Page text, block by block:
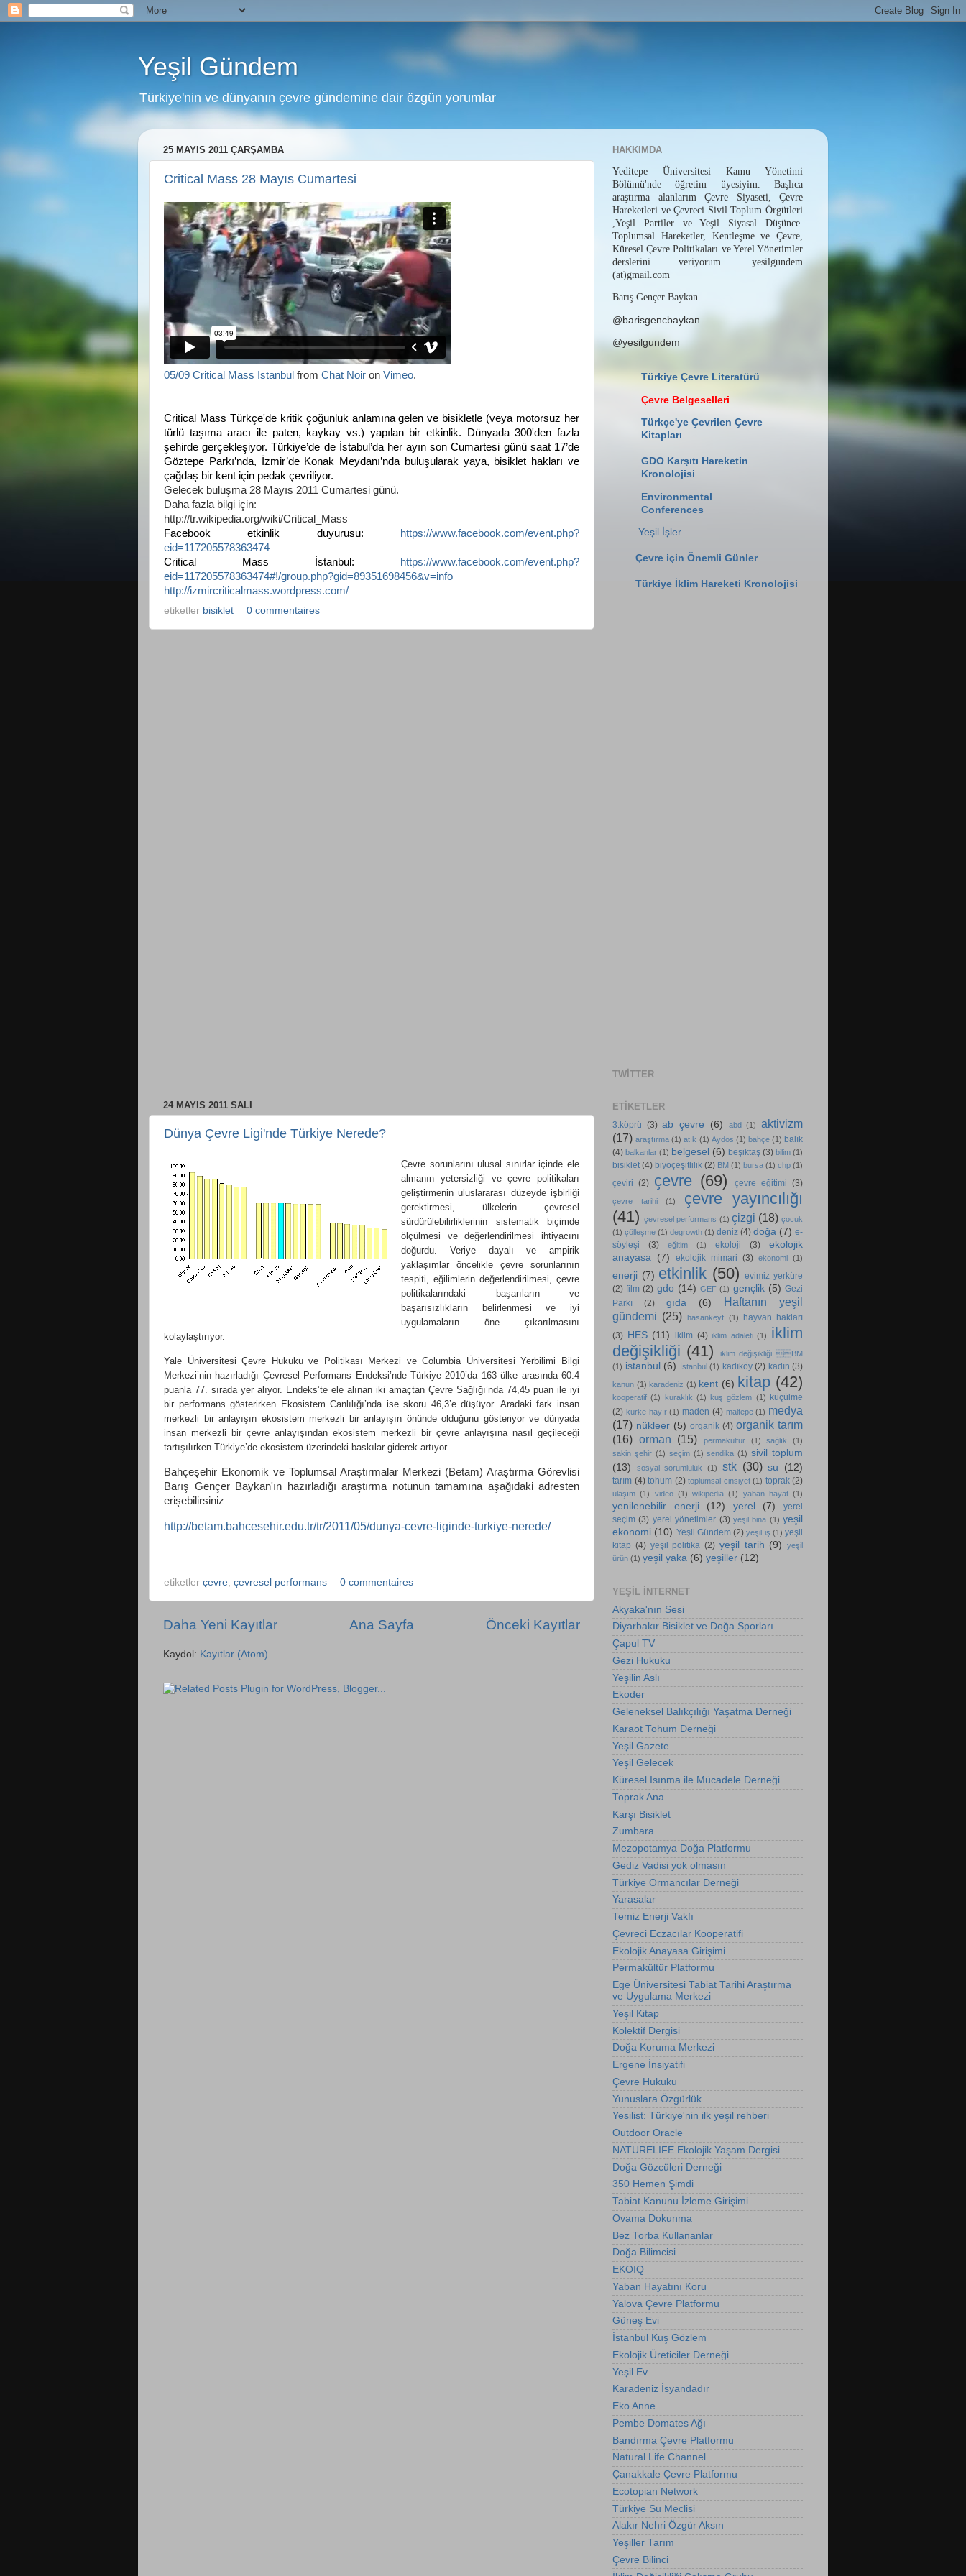
Yeşil Gündem
Türkiye'nin ve dünyanın çevre gündemine dair özgün yorumlar
25 MAYIS 2011 ÇARŞAMBA
Critical Mass 28 Mayıs Cumartesi
05/09 Critical Mass Istanbul from Chat Noir on Vimeo.
Critical Mass Türkçe'de kritik çoğunluk anlamına gelen ve bisikletle (veya motorsuz her
türlü taşıma aracı ile paten, kaykay vs.) yapılan bir etkinlik. Dünyada 300'den fazla
şehirde gerçekleşiyor. Türkiye’de de İstabul’da her ayın son Cumartesi günü saat 17’de
Göztepe Parkı’nda, İzmir’de Konak Meydanı’nda buluşularak yaya, bisiklet hakları ve
çağdaş bir kent için pedak çevriliyor.
Gelecek buluşma 28 Mayıs 2011 Cumartesi günü.
Daha fazla bilgi için:
http://tr.wikipedia.org/wiki/Critical_Mass
Facebook etkinlik duyurusu:
https://www.facebook.com/event.php?
eid=117205578363474
Critical Mass İstanbul:
https://www.facebook.com/event.php?
eid=117205578363474#!/group.php?gid=89351698456&v=info
http://izmircriticalmass.wordpress.com/
etiketler bisiklet 0 commentaires
24 MAYIS 2011 SALI
Dünya Çevre Ligi'nde Türkiye Nerede?
Çevre sorunlarını ulusal sınırlar içinde ele
almanın yetersizliği ve çevre politikaları
geliştirmenin uluslararası düzeyde işbirliği
gerektirmesi, ülkelerin çevresel
sürdürülebilirliklerinin sistematik biçimde
ölçülmesi ve değerlendirilmesi ihtiyacını
doğurdu. Veriye dayalı ve ampirik
yaklaşımlar öncelikle çevre sorunlarının
tespiti, eğilimlerin değerlendirilmesi, çevre
politikalarındaki başarıların ve
başarısızlıkların belirlenmesi ve iyi
uygulamaların öne çıkarılmasını
kolaylaştırıyor.
Yale Üniversitesi Çevre Hukuku ve Politikası Merkezi ve Columbia Üniversitesi Yerbilimi Bilgi
Merkezi’nin hazırladığı Çevresel Performans Endeksi’nde Türkiye 2010’da 163 ülke arasında 60.4
puanla 77. sırada yer alıyor. Endeks’te ele alınan iki amaçtan Çevre Sağlığı’nda 74,45 puan ile iyi
bir performans gösterirken Ekosistem Canlılığı’nda ise skoru 46,3’e düşüyor. Aradaki fark insan
merkezli bir anlayışın ekosistem merkezli bir anlayışın önünde olduğunu gösteriyor ve dünyada
insan merkezli bir çevre anlayışından ekosistem merkezli bir çevre anlayışına nasıl geçileceği
tartışılırken Türkiye’de ekosistem üzerindeki baskılar giderek artıyor.
Bahçeşehir Ekonomik ve Toplumsal Araştırmalar Merkezi (Betam) Araştırma Görevlisi
Barış Gençer Baykan'ın hazırladığı araştırma notunun tamamına aşağıdaki adresten
erişebilirsiniz
http://betam.bahcesehir.edu.tr/tr/2011/05/dunya-cevre-liginde-turkiye-nerede/
etiketler çevre, çevresel performans 0 commentaires
Daha Yeni Kayıtlar Önceki Kayıtlar
Ana Sayfa
Kaydol: Kayıtlar (Atom)
HAKKIMDA
Yeditepe Üniversitesi Kamu Yönetimi
Bölümü'nde öğretim üyesiyim. Başlıca
araştırma alanlarım Çevre Siyaseti, Çevre
Hareketleri ve Çevreci Sivil Toplum Örgütleri
,Yeşil Partiler ve Yeşil Siyasal Düşünce.
Toplumsal Hareketler, Kentleşme ve Çevre,
Küresel Çevre Politikaları ve Yerel Yönetimler
derslerini veriyorum. yesilgundem
(at)gmail.com
Barış Gençer Baykan
@barisgencbaykan
@yesilgundem
Türkiye Çevre Literatürü
Çevre Belgeselleri
Türkçe'ye Çevrilen Çevre
Kitapları
GDO Karşıtı Hareketin
Kronolojisi
Environmental
Conferences
Yeşil İşler
Çevre için Önemli Günler
Türkiye İklim Hareketi Kronolojisi
TWITTER
ETIKETLER
3.köprü (3) ab çevre (6) abd (1)
aktivizm
(17) araştırma (1) atık (1) Aydos (1) bahçe (1) balık
(4) balkanlar (1) belgesel (6) beşiktaş (3) bilim (1)
bisiklet (4) biyoçeşitlilik (2) BM (1) bursa (1) chp (1)
çeviri (2) çevre (69) çevre eğitimi (3)
çevre tarihi (1)
çevre yayıncılığı
(41) çevresel performans (1) çizgi (18) çocuk
(1) çölleşme (1) degrowth (1) deniz (4) doğa (7) e-
söyleşi
(3) eğitim (1) ekoloji (3)
ekolojik
anayasa
(7) ekolojik mimari (3) ekonomi (1)
enerji (7) etkinlik (50)
evimiz yerküre
(2) film (2) gdo (14) GEF (1) gençlik (5) Gezi
Parkı
(2) gıda (6)
Haftanın yeşil
gündemi (25) hasankeyf (1)
hayvan hakları
(3) HES (11) iklim (4) iklim adaleti (1)
iklim
değişikliği (41)
iklim değişikliği BM
(1) istanbul (6) İstanbul (1) kadıköy (2) kadın (3)
kanun (1) karadeniz (1) kent (6) kitap (42)
kooperatif (1) kuraklık (1) kuş gözlem (1) küçülme
(2) kürke hayır (1) maden (4) maltepe (1) medya
(17) nükleer (5) organik (4) organik tarım
(16) orman (15) permakültür (1) sağlık
(1)
sakin şehir (1) seçim (1) sendika (1) sivil toplum
(13)
sosyal sorumluluk (1) stk (30) su (12)
tarım (4) tohum (2) toplumsal cinsiyet (1) toprak (2)
ulaşım (1) video (1) wikipedia (1) yaban hayat (1)
yenilenebilir enerji (12) yerel (7)
yerel
seçim (3) yerel yönetimler (3) yeşil bina (1) yeşil
ekonomi (10) Yeşil Gündem (2) yeşil iş (1) yeşil
kitap (4) yeşil politika (2) yeşil tarih (9)
yeşil
ürün (1) yeşil yaka (6) yeşiller (12)
YEŞIL INTERNET
Akyaka'nın Sesi
Diyarbakır Bisiklet ve Doğa Sporları
Çapul TV
Gezi Hukuku
Yeşilin Aslı
Ekoder
Geleneksel Balıkçılığı Yaşatma Derneği
Karaot Tohum Derneği
Yeşil Gazete
Yeşil Gelecek
Küresel Isınma ile Mücadele Derneği
Toprak Ana
Karşı Bisiklet
Zumbara
Mezopotamya Doğa Platformu
Gediz Vadisi yok olmasın
Türkiye Ormancılar Derneği
Yarasalar
Temiz Enerji Vakfı
Çevreci Eczacılar Kooperatifi
Ekolojik Anayasa Girişimi
Permakültür Platformu
Ege Üniversitesi Tabiat Tarihi Araştırma
ve Uygulama Merkezi
Yeşil Kitap
Kolektif Dergisi
Doğa Koruma Merkezi
Ergene İnsiyatifi
Çevre Hukuku
Yunuslara Özgürlük
Yesilist: Türkiye'nin ilk yeşil rehberi
Outdoor Oracle
NATURELIFE Ekolojik Yaşam Dergisi
Doğa Gözcüleri Derneği
350 Hemen Şimdi
Tabiat Kanunu İzleme Girişimi
Ovama Dokunma
Bez Torba Kullananlar
Doğa Bilimcisi
EKOIQ
Yaban Hayatını Koru
Yalova Çevre Platformu
Güneş Evi
İstanbul Kuş Gözlem
Ekolojik Üreticiler Derneği
Yeşil Ev
Karadeniz İsyandadır
Eko Anne
Pembe Domates Ağı
Bandırma Çevre Platformu
Natural Life Channel
Çanakkale Çevre Platformu
Ecotopian Network
Türkiye Su Meclisi
Alakır Nehri Özgür Aksın
Yeşiller Tarım
Çevre Bilinci